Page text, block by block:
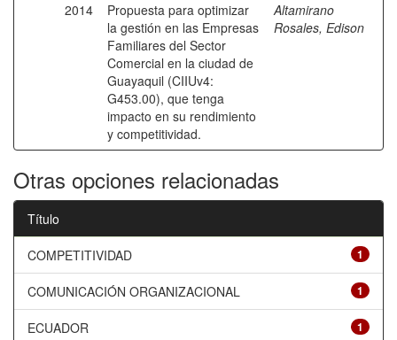
2014
Propuesta para optimizar
la gestión en las Empresas
Familiares del Sector
Comercial en la ciudad de
Guayaquil (CIIUv4:
G453.00), que tenga
impacto en su rendimiento
y competitividad.
Altamirano
Rosales, Edison
Otras opciones relacionadas
Título
1
COMPETITIVIDAD
1
COMUNICACIÓN ORGANIZACIONAL
1
ECUADOR